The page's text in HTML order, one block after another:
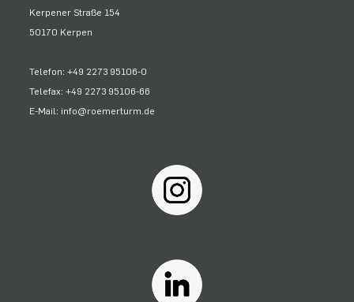
Kerpener Straße 154
50170 Kerpen
Telefon: +49 2273 95106-0
Telefax: +49 2273 95106-66
E-Mail: info@roemerturm.de